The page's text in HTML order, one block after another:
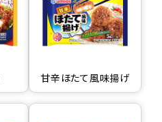
甘辛ほたて風味揚げ